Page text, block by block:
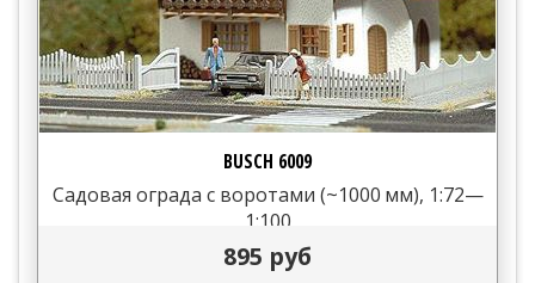
BUSCH 6009
Садовая ограда с воротами (~1000 мм), 1:72—
1:100
895 руб